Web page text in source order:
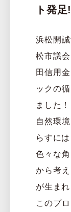
ト発足
浜松開
松市議
田信用
ックの
ました
自然環
らすに
色々な
から考
が生まれ
このプ